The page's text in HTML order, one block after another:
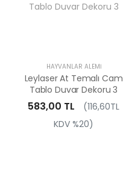
HAYVANLAR ALEMI
Leylaser At Temalı Cam
Tablo Duvar Dekoru 3
583,00 TL
(116,60TL
KDV %20)